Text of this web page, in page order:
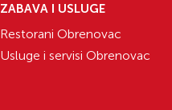
ZABAVA I USLUGE
Restorani Obrenovac
Usluge i servisi Obrenovac